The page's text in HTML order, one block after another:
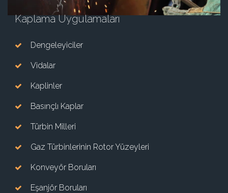
Kaplama Uygulamaları
Dengeleyiciler
Vidalar
Kaplinler
Basınçlı Kaplar
Türbin Milleri
Gaz Türbinlerinin Rotor Yüzeyleri
Konveyör Boruları
Eşanjör Boruları